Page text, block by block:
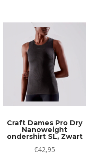
was:
€39,95.
is:
Craft Dames Pro Dry
Nanoweight
ondershirt SL, Zwart
€42,95